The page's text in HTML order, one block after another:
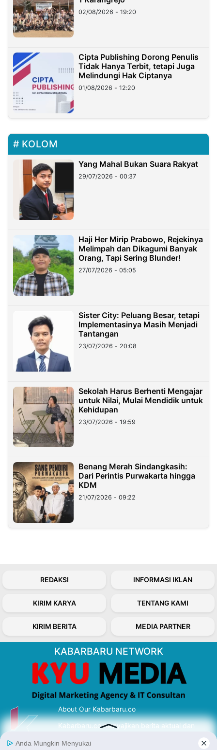
02/08/2026 - 19:20
Cipta Publishing Dorong Penulis
Tidak Hanya Terbit, tetapi Juga
Melindungi Hak Ciptanya
01/08/2026 - 12:20
KOLOM
Yang Mahal Bukan Suara Rakyat
29/07/2026 - 00:37
Haji Her Mirip Prabowo, Rejekinya
Melimpah dan Dikagumi Banyak
Orang, Tapi Sering Blunder!
27/07/2026 - 05:05
Sister City: Peluang Besar, tetapi
Implementasinya Masih Menjadi
Tantangan
23/07/2026 - 20:08
Sekolah Harus Berhenti Mengajar
untuk Nilai, Mulai Mendidik untuk
Kehidupan
23/07/2026 - 19:59
Benang Merah Sindangkasih:
Dari Perintis Purwakarta hingga
KDM
21/07/2026 - 09:22
REDAKSI INFORMASI IKLAN
KIRIM KARYA TENTANG KAMI
KIRIM BERITA MEDIA PARTNER
KABARBARU NETWORK
About Our Kabarbaru.co
Kabarbaru.co menyajikan berita aktual dan
serta terverifikasi dari sumber yang tepat.